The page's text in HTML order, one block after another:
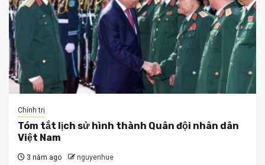
Chính trị
Tóm tắt lịch sử hình thành Quân đội nhân dân
Việt Nam
3 năm ago nguyenhue